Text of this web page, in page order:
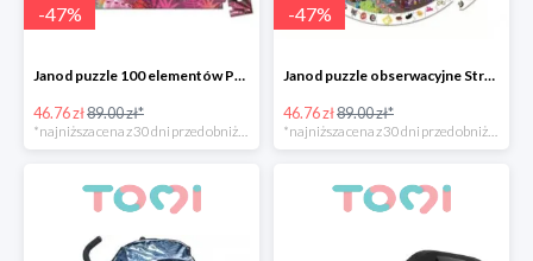
-47%
Janod puzzle 100 elementów Podwodny Świat -47%
46.76 zł89.00 zł*
-47%
Janod puzzle obserwacyjne Straż pożarna -47%
46.76 zł89.00 zł*